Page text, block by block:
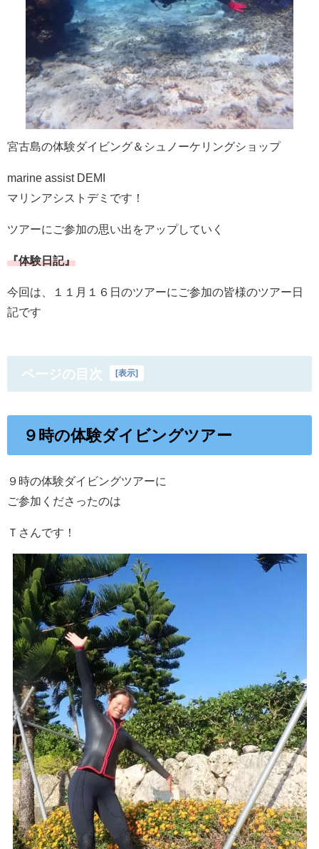
宮古島の体験ダイビング＆シュノーケリングショップ
marine assist DEMI
マリンアシストデミです！
ツアーにご参加の思い出をアップしていく
『体験日記』
今回は、１１月１６日のツアーにご参加の皆様のツアー日
記です
ページの目次 [表示]
９時の体験ダイビングツアー
９時の体験ダイビングツアーに
ご参加くださったのは
Ｔさんです！